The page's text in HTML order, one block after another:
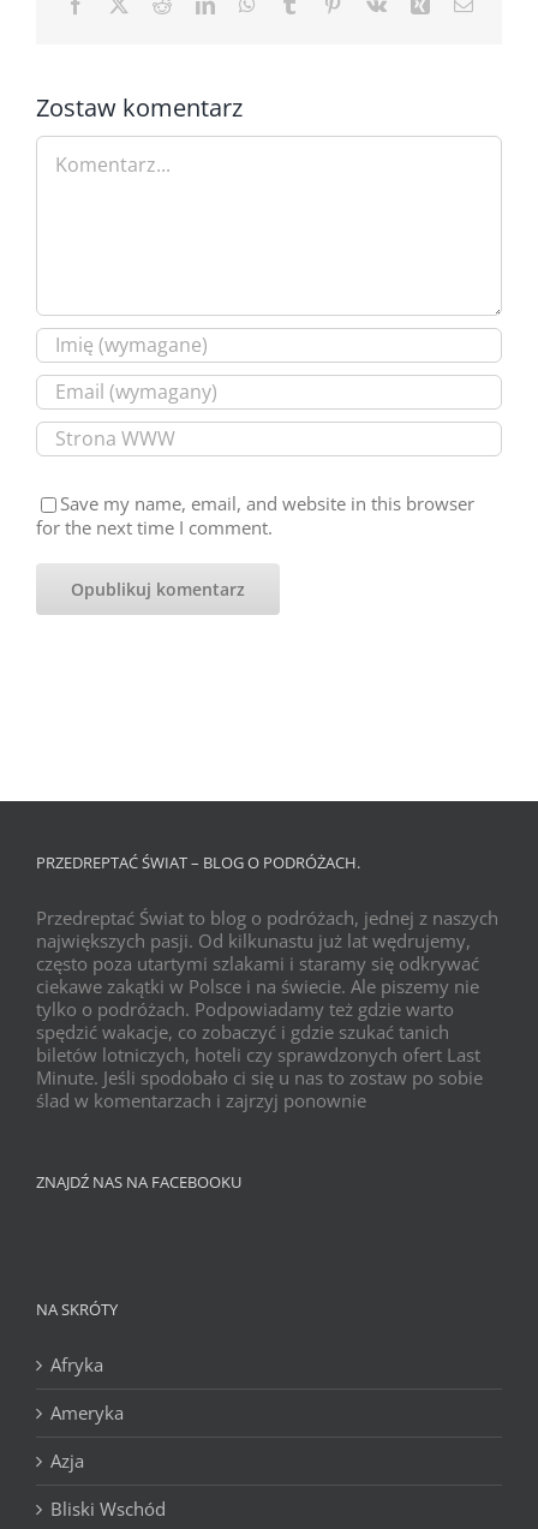
Zostaw komentarz
Comment
Save my name, email, and website in this browser
for the next time I comment.
PRZEDREPTAĆ ŚWIAT – BLOG O PODRÓŻACH.
Przedreptać Świat to blog o podróżach, jednej z naszych
największych pasji. Od kilkunastu już lat wędrujemy,
często poza utartymi szlakami i staramy się odkrywać
ciekawe zakątki w Polsce i na świecie. Ale piszemy nie
tylko o podróżach. Podpowiadamy też gdzie warto
spędzić wakacje, co zobaczyć i gdzie szukać tanich
biletów lotniczych, hoteli czy sprawdzonych ofert Last
Minute. Jeśli spodobało ci się u nas to zostaw po sobie
ślad w komentarzach i zajrzyj ponownie
ZNAJDŹ NAS NA FACEBOOKU
NA SKRÓTY
Afryka
Ameryka
Azja
Bliski Wschód